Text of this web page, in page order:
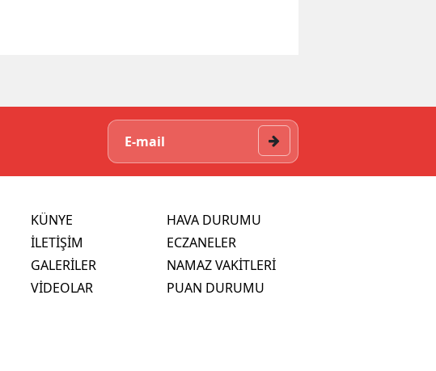
KÜNYE
İLETİŞİM
GALERİLER
VİDEOLAR
HAVA DURUMU
ECZANELER
NAMAZ VAKİTLERİ
PUAN DURUMU